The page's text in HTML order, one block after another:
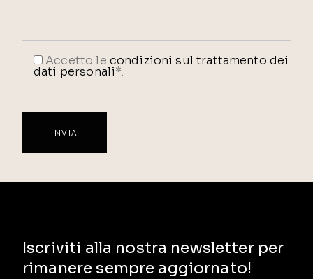
Accetto le condizioni sul trattamento dei
dati personali*.
Iscriviti alla nostra newsletter per
rimanere sempre aggiornato!